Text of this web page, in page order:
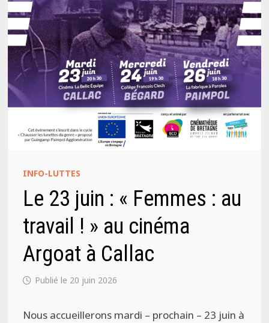
INFO-LUTTES
Le 23 juin : « Femmes : au
travail ! » au cinéma
Argoat à Callac
20 juin 2026
Nous accueillerons mardi – prochain – 23 juin à